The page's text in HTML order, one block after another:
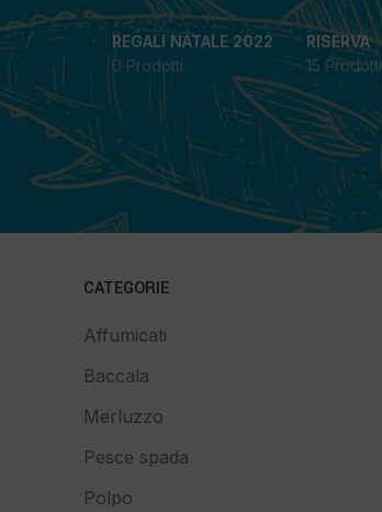
REGALI NATALE 2022
0 Prodotti
RISERVA
15 Prodotti
CATEGORIE
Affumicati
Baccala
Merluzzo
Pesce spada
Polpo